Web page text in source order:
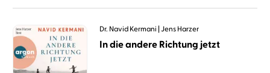
Dr. Navid Kermani Jens Harzer
In die andere Richtung jetzt